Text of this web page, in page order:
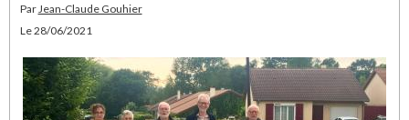
ParJean-Claude Gouhier
Le 28/06/2021